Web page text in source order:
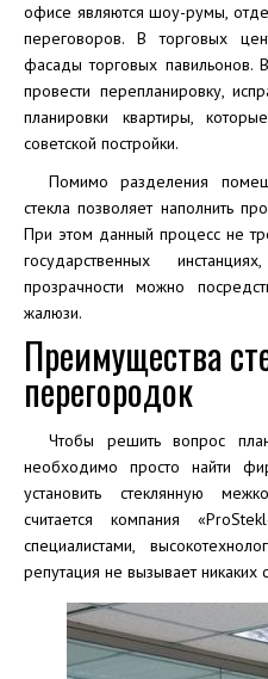
офисе являются шоу-румы,
переговоров. В торговых
фасады торговых павильонов.
провести перепланировку,
планировки квартиры,
советской постройки.
Помимо разделения
стекла позволяет наполнить
При этом данный процесс не
государственных
прозрачности можно
жалюзи.
Преимущества
перегородок
Чтобы решить вопрос
необходимо просто найти
установить стеклянную
считается компания
специалистами,
репутация не вызывает никаких